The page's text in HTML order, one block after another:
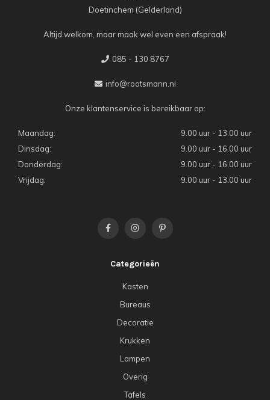
Doetinchem (Gelderland)
Altijd welkom, maar maak wel even een afspraak!
085 - 130 8767
info@rootsmann.nl
Onze klantenservice is bereikbaar op:
Maandag:
9.00 uur - 13.00 uur
Dinsdag:
9.00 uur - 16.00 uur
Donderdag:
9.00 uur - 16.00 uur
Vrijdag:
9.00 uur - 13.00 uur
Categorieën
Kasten
Bureaus
Decoratie
Krukken
Lampen
Overig
Tafels